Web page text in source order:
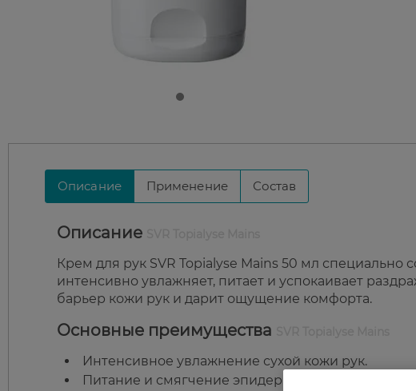
Описание Применение Состав
Описание
Крем для рук SVR Topialyse Mains 50 мл специально
интенсивно увлажняет, питает и успокаивает
барьер кожи рук и дарит ощущение комфорта.
Основные преимущества
Интенсивное увлажнение сухой кожи рук.
Питание и смягчение эпидермиса.